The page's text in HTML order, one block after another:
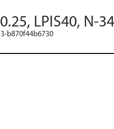
LPIS40, N-
b870f44b6730